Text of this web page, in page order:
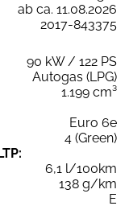
ab ca. 11.08.2026
2017-843375
90 kW / 122 PS
Autogas (LPG)
1.199 cm³
Euro 6e
4 (Green)
6,1 l/100km
138 g/km
E